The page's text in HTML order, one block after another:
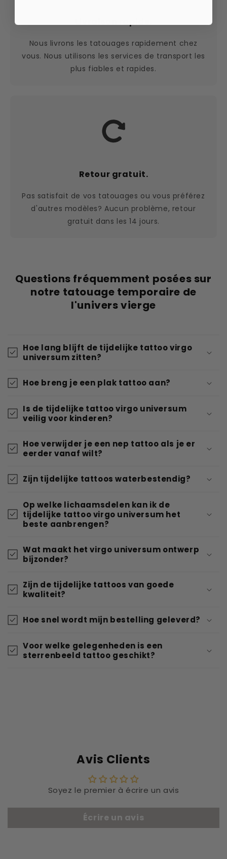
Nous livrons les tatouages rapidement chez
vous. Nous utilisons les services de transport les
plus fiables et rapides.
Retour gratuit.
Pas satisfait de vos tatouages ou vous préférez
d'autres modèles? Aucun problème, retour
gratuit dans les 14 jours.
Questions fréquemment posées sur
notre tatouage temporaire de
l'univers vierge
Hoe lang blijft de tijdelijke tattoo virgo
universum zitten?
Hoe breng je een plak tattoo aan?
Is de tijdelijke tattoo virgo universum
veilig voor kinderen?
Hoe verwijder je een nep tattoo als je er
eerder vanaf wilt?
Zijn tijdelijke tattoos waterbestendig?
Op welke lichaamsdelen kan ik de
tijdelijke tattoo virgo universum het
beste aanbrengen?
Wat maakt het virgo universum ontwerp
bijzonder?
Zijn de tijdelijke tattoos van goede
kwaliteit?
Hoe snel wordt mijn bestelling geleverd?
Voor welke gelegenheden is een
sterrenbeeld tattoo geschikt?
Avis Clients
Soyez le premier à écrire un avis
Écrire un avis